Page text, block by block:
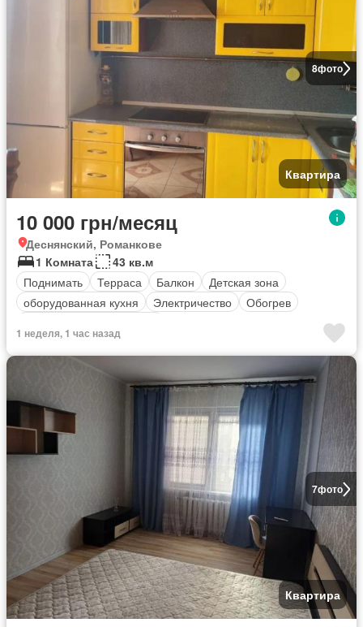
8фото
Квартира
10 000 грн/месяц
Деснянский, Романкове
1 Комната
43 кв.м
Поднимать
Терраса Балкон
Детская зона
оборудованная кухня
Электричество
Обогрев
1 неделя, 1 час назад
7фото
Квартира